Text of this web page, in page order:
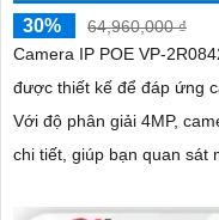
30%
64,960,000 ₫
Camera IP POE VP-
được thiết kế để đáp ứng
Với độ phân giải 4MP,
chi tiết, giúp bạn quan sát